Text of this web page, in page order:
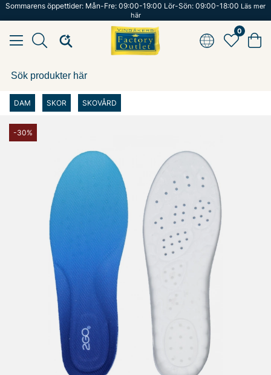
Sommarens öppettider: Mån-Fre: 09:00-19:00 Lör-Sön: 09:00-18:00 Läs mer
här
0
DAM SKOR SKOVÅRD
-30%